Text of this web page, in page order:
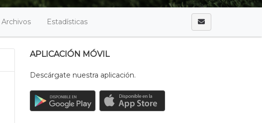
Archivos Estadísticas
APLICACIÓN MÓVIL
Descárgate nuestra aplicación.